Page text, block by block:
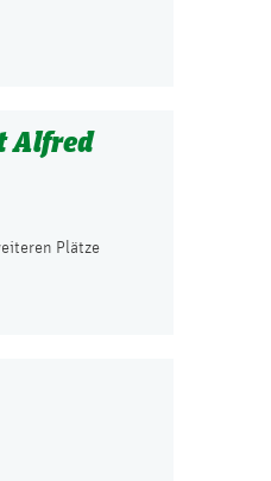
Alfred
Plätze